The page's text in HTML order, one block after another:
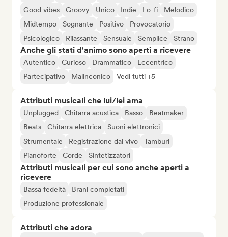
Good vibes
Groovy Unico Indie Lo-fi
Melodico
Midtempo
Sognante Positivo
Provocatorio
Psicologico
Rilassante Sensuale Semplice Strano
Anche gli stati d'animo sono aperti a ricevere
Autentico Curioso Drammatico
Eccentrico
Partecipativo
Malinconico Vedi tutti +5
Attributi musicali che lui/lei ama
Unplugged Chitarra acustica Basso
Beatmaker
Beats
Chitarra elettrica
Suoni elettronici
Strumentale
Registrazione dal vivo
Tamburi
Pianoforte
Corde Sintetizzatori
Attributi musicali per cui sono anche aperti a
ricevere
Bassa fedeltà
Brani completati
Produzione professionale
Attributi che adora